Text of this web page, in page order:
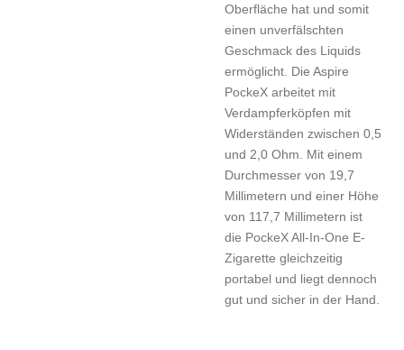
Oberfläche hat und somit
einen unverfälschten
Geschmack des Liquids
ermöglicht. Die Aspire
PockeX arbeitet mit
Verdampferköpfen mit
Widerständen zwischen 0,5
und 2,0 Ohm. Mit einem
Durchmesser von 19,7
Millimetern und einer Höhe
von 117,7 Millimetern ist
die PockeX All-In-One E-
Zigarette gleichzeitig
portabel und liegt dennoch
gut und sicher in der Hand.